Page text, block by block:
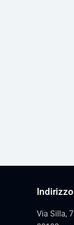
Indirizzo
Via Silla, 7